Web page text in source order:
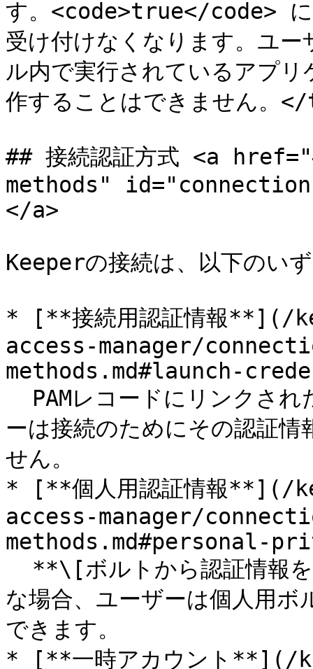
す。<code>true</code> に
受け付けなくなります。ユ
ル内で実行されているアプ
作することはできません
## 接続認証方式 <a
methods"
</a>
Keeperの接続は、以下のい
* [**接続用認証情報
access-manager/
methods.md#launch-
ーは接続のためにその認証
せん。
* [**個人用認証情報
access-manager/
methods.md#personal-
な場合、ユーザーは個人用
できます。
* [**一時アカウント